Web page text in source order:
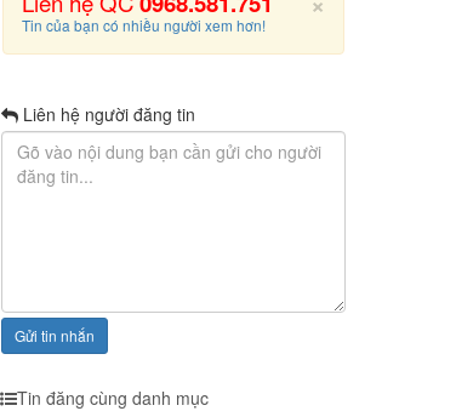
Tin của bạn có nhiều người xem hơn!
Liên hệ người đăng tin
Gửi tin nhắn
Tin đăng cùng danh mục